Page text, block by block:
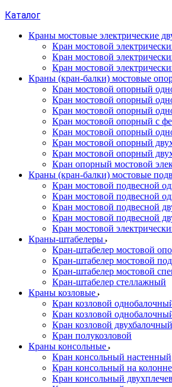
Каталог
Краны мостовые электрические
Кран мостовой
Кран мостовой
Кран мостовой
Краны (кран-балки) мостовые
Кран мостовой опорный
Кран мостовой опорный
Кран мостовой опорный
Кран мостовой опорный с
Кран мостовой опорный
Кран мостовой опорный
Кран мостовой опорный
Кран опорный мостовой
Краны (кран-балки) мостовые
Кран мостовой подвесной
Кран мостовой подвесной
Кран мостовой подвесной
Кран мостовой подвесной
Кран мостовой
Краны-штабелеры
Кран-штабелер мостовой
Кран-штабелер мостовой
Кран-штабелер мостовой
Кран-штабелер стеллажный
Краны козловые
Кран козловой
Кран козловой
Кран козловой
Кран полукозловой
Краны консольные
Кран консольный настенный
Кран консольный на
Кран консольный